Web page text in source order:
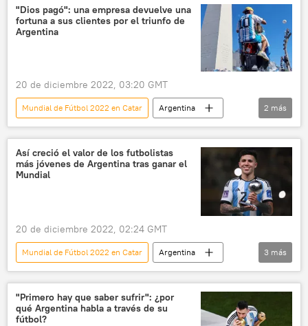
Diego Maradona
Gary Lineker
Catar
fútbol
Inglaterra
"Dios pagó": una empresa devuelve una
fortuna a sus clientes por el triunfo de
Argentina
20 de diciembre 2022, 03:20 GMT
Mundial de Fútbol 2022 en Catar
Argentina
empresa
televisor
2 más
Así creció el valor de los futbolistas
más jóvenes de Argentina tras ganar el
Mundial
20 de diciembre 2022, 02:24 GMT
Mundial de Fútbol 2022 en Catar
Argentina
⚽ Deportes
fútbol
📈 Mercados y finanzas
3 más
"Primero hay que saber sufrir": ¿por
qué Argentina habla a través de su
fútbol?